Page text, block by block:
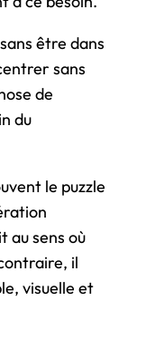
être dans
sans
de
du
le puzzle
au sens où
il
visuelle et